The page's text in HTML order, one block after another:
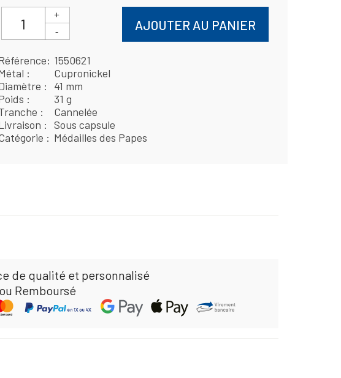
AJOUTER AU PANIER
1550621
Cupronickel
41 mm
31 g
Cannelée
Sous capsule
Médailles des Papes
de qualité et personnalisé
Remboursé